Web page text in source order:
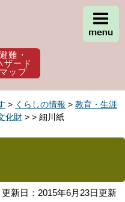
避難・
ザード
マップ
> くらしの情報 > 教育・生涯
化財 > > 細川紙
更新日：2015年6月23日更新